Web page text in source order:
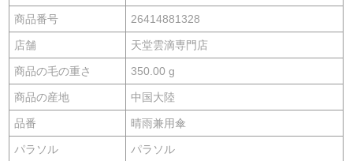
商品番号 26414881328
店舗 天堂雲滴専門店
商品の毛の重さ 350.00 g
商品の産地 中国大陸
品番 晴雨兼用傘
パラソル パラソル